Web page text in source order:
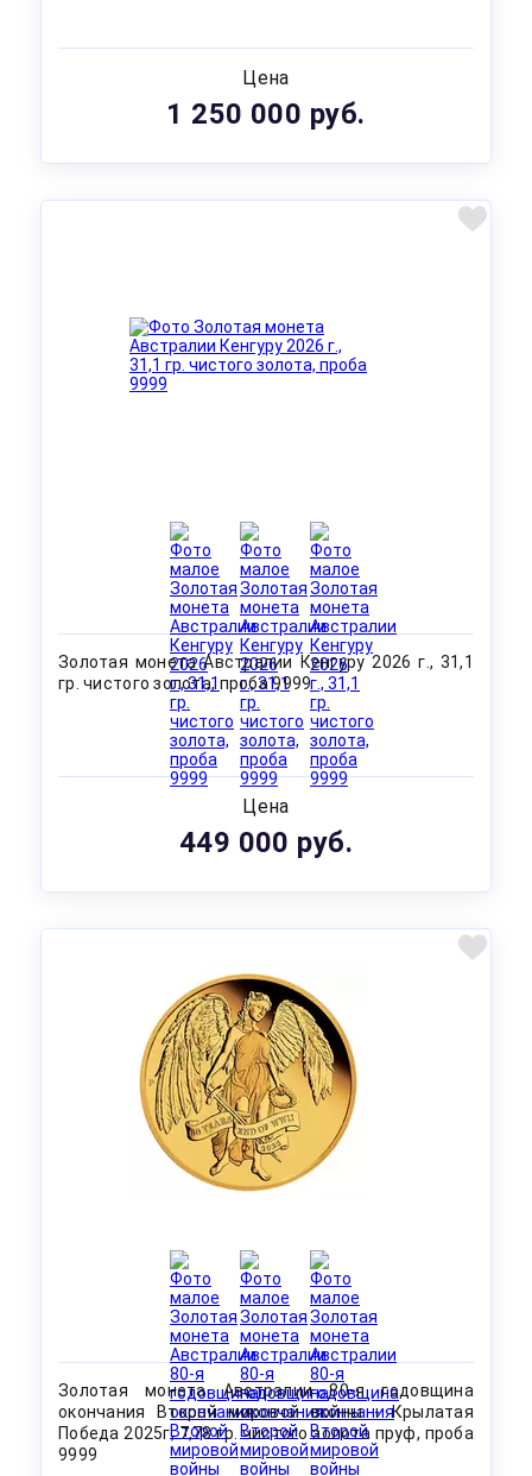
Цена
1 250 000 руб.
Золотая монета Австралии Кенгуру 2026 г., 31,1
гр. чистого золота, проба 9999
Цена
449 000 руб.
Золотая монета Австралии 80-я годовщина
окончания Второй мировой войны - Крылатая
Победа 2025г, 7,78 гр. чистого золота пруф, проба
9999